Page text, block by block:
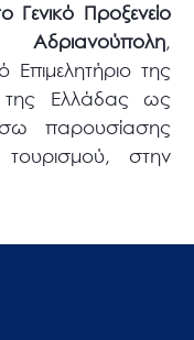
Γενικό Προξενείο
,
της
Ελλάδας ως
παρουσίασης
στην